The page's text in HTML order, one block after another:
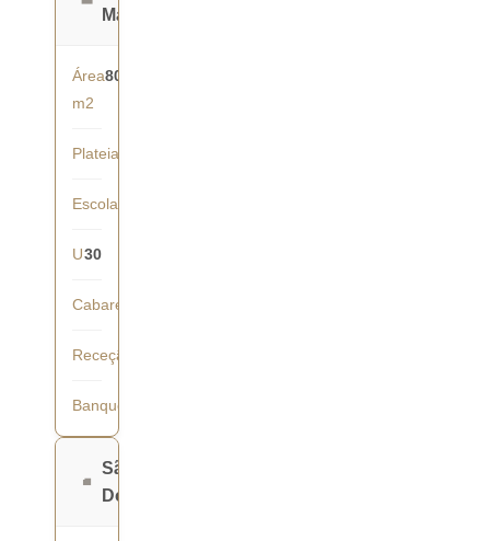
Maria
Área
m2
80
Plateia
Escola
U30
Cabaret
Receção
Banquete
São
Domingos